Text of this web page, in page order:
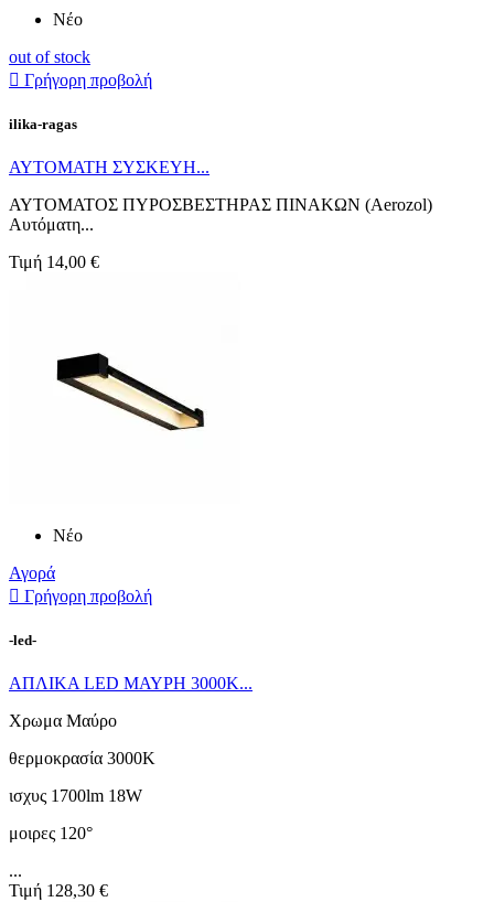
Νέο
out of stock
 Γρήγορη προβολή
ilika-ragas
ΑΥΤΟΜΑΤΗ ΣΥΣΚΕΥΗ...
ΑΥΤΟΜΑΤΟΣ ΠΥΡΟΣΒΕΣΤΗΡΑΣ ΠΙΝΑΚΩΝ (Aerozol)
Αυτόματη...
Τιμή 14,00 €
Νέο
Αγορά
 Γρήγορη προβολή
-led-
ΑΠΛΙΚΑ LED ΜΑΥΡΗ 3000Κ...
Χρωμα Μαύρο
θερμοκρασία 3000K
ισχυς 1700lm 18W
μοιρες 120°
...
Τιμή 128,30 €